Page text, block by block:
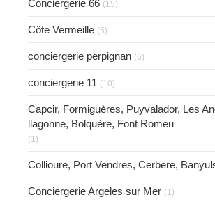
Conciergerie 66 (15)
Côte Vermeille (5)
conciergerie perpignan (6)
conciergerie 11 (10)
Capcir, Formiguères, Puyvalador, Les
llagonne, Bolquère, Font Romeu
(1)
Collioure, Port Vendres, Cerbere,
Conciergerie Argeles sur Mer (1)